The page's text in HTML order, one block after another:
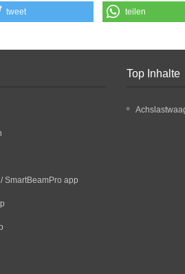
tweet teilen
SmartBeamPro app
Top Inhalte